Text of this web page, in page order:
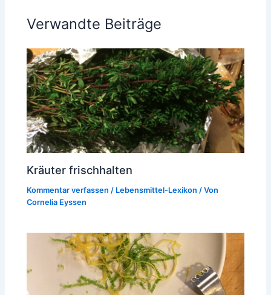
Verwandte Beiträge
Kräuter frischhalten
Kommentar verfassen / Lebensmittel-Lexikon / Von
Cornelia Eyssen